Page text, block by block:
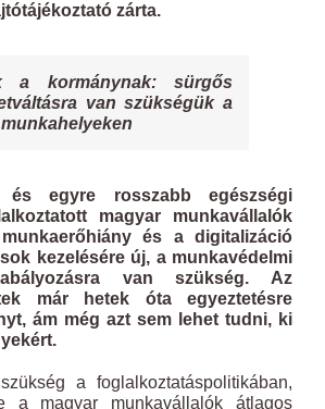
zárta.
a kormánynak: sürgős
van szükségük a
és egyre rosszabb egészségi
magyar munkavállalók
és a digitalizáció
kezelésére új, a munkavédelmi
van szükség. Az
már hetek óta egyeztetésre
ám még azt sem lehet tudni, ki
a foglalkoztatáspolitikában,
a magyar munkavállalók átlagos